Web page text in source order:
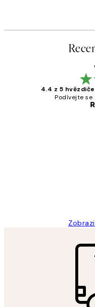
4.4 z 5
Podívejte se